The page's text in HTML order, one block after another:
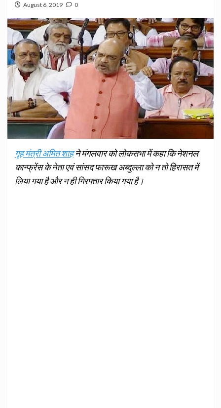
August 6, 2019 0
गृह मंत्री अमित शाहने मंगलवार को लोकसभा में कहा कि नेशनल
कान्फ्रेंस के नेता एवं सांसद फारूख अब्दुल्ला को न तो हिरासत में
लिया गया है और न ही गिरफ्तार किया गया है।